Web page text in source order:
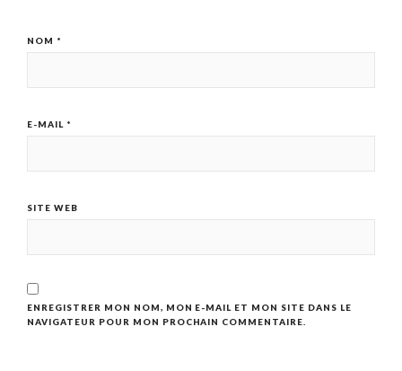
NOM *
E-MAIL *
SITE WEB
ENREGISTRER MON NOM, MON E-MAIL ET MON SITE DANS LE
NAVIGATEUR POUR MON PROCHAIN COMMENTAIRE.